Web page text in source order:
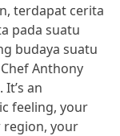
terdapat cerita
pada suatu
budaya suatu
Anthony
an
feeling, your
region, your